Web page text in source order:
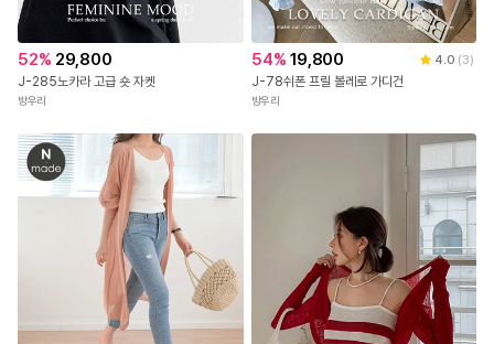
52% 29,800
J-285노카라 고급 숏 자켓
방우리
54% 19,800 4.0 (3)
J-78쉬폰 프릴 볼레로 가디건
방우리